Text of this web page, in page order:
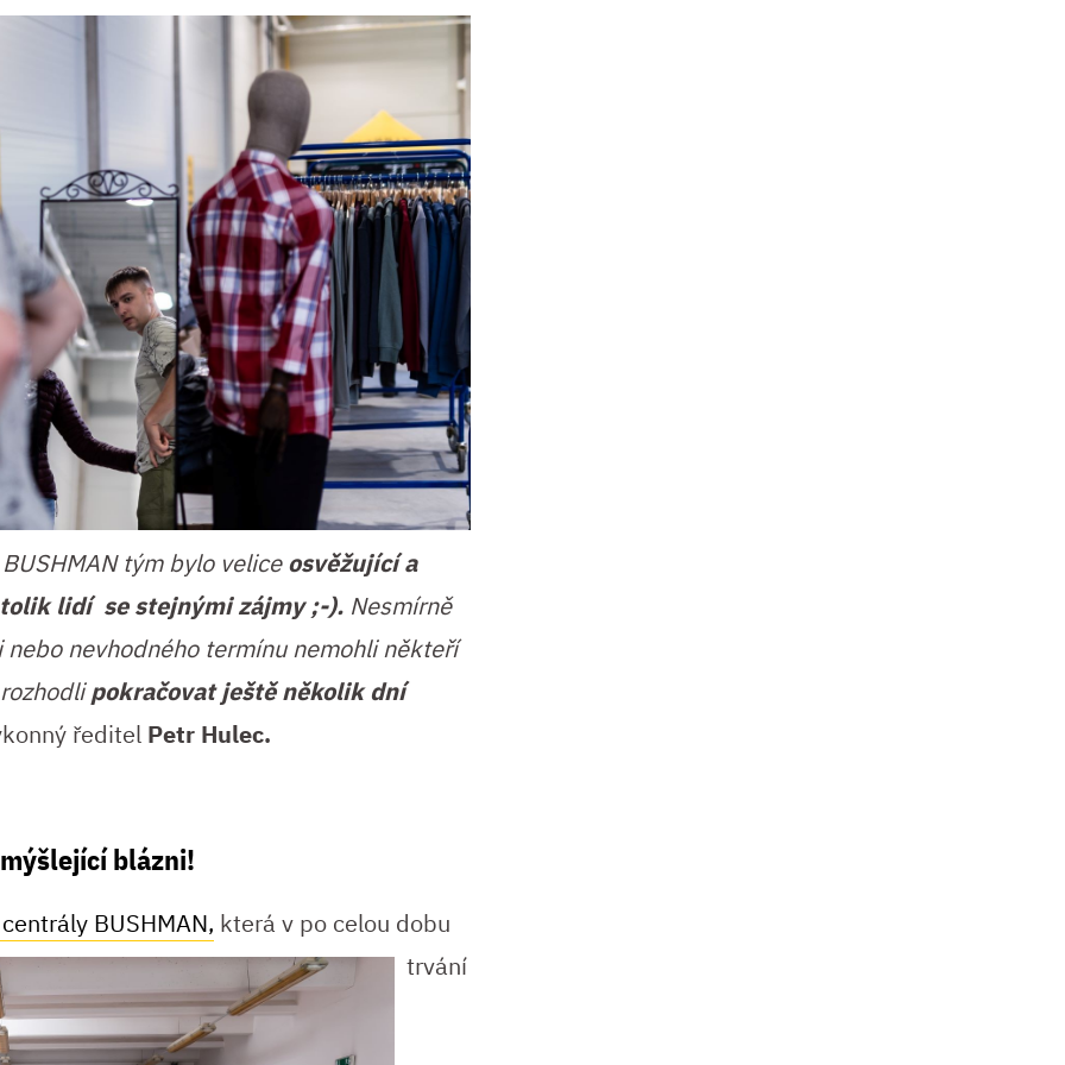
tým bylo veliceosvěžující a
lidí se stejnými zájmy ;-). Nesmírně
nevhodného termínu nemohli někteří
pokračovat ještě několik dní
ředitel Petr Hulec.
blázni!
BUSHMAN, která v po celou dobu
trvání